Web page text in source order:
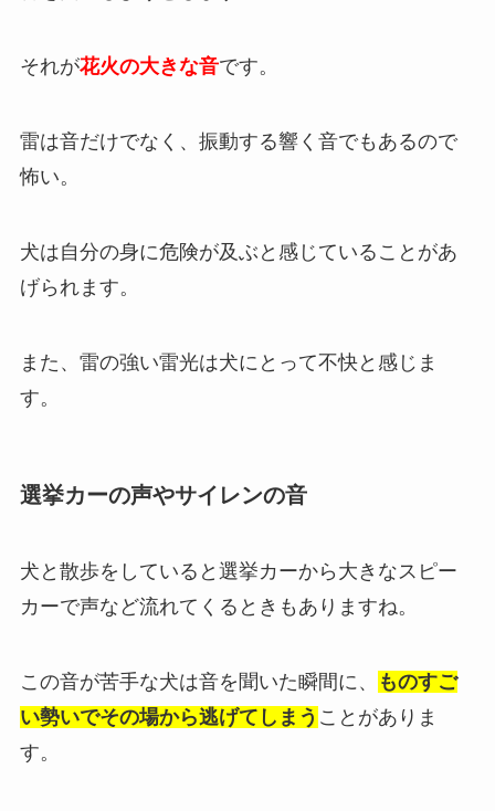
それが花火の大きな音です。
雷は音だけでなく、振動する響く音でもあるので
怖い。
犬は自分の身に危険が及ぶと感じていることがあ
げられます。
また、雷の強い雷光は犬にとって不快と感じま
す。
選挙カーの声やサイレンの音
犬と散歩をしていると選挙カーから大きなスピー
カーで声など流れてくるときもありますね。
この音が苦手な犬は音を聞いた瞬間に、
ものすご
い勢いでその場から逃げてしまう ことがありま
す。